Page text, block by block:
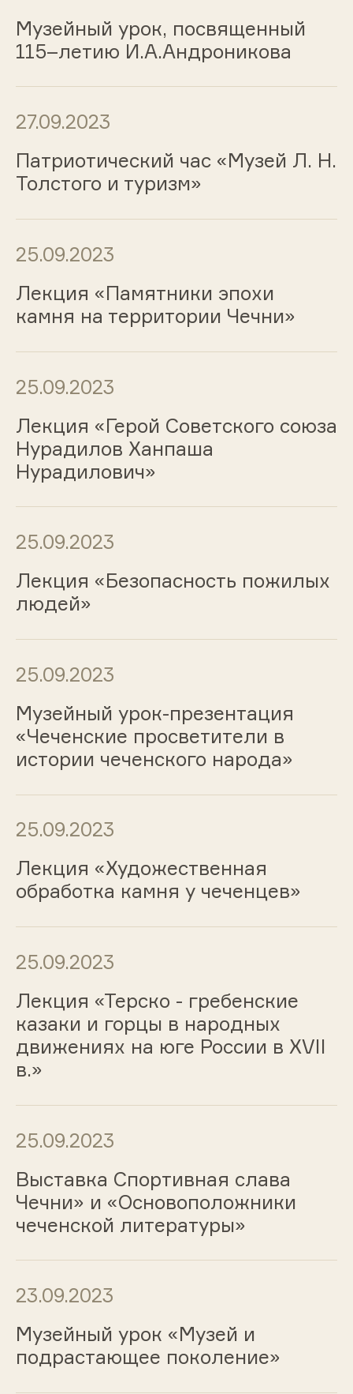
Музейный урок, посвященный
115–летию И.А.Андроникова
27.09.2023
Патриотический час «Музей Л. Н.
Толстого и туризм»
25.09.2023
Лекция «Памятники эпохи
камня на территории Чечни»
25.09.2023
Лекция «Герой Советского союза
Нурадилов Ханпаша
Нурадилович»
25.09.2023
Лекция «Безопасность пожилых
людей»
25.09.2023
Музейный урок-презентация
«Чеченские просветители в
истории чеченского народа»
25.09.2023
Лекция «Художественная
обработка камня у чеченцев»
25.09.2023
Лекция «Терско - гребенские
казаки и горцы в народных
движениях на юге России в XVII
в.»
25.09.2023
Выставка Спортивная слава
Чечни» и «Основоположники
чеченской литературы»
23.09.2023
Музейный урок «Музей и
подрастающее поколение»